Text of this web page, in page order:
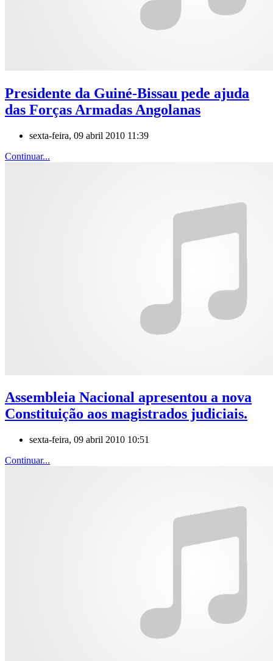
Presidente da Guiné-Bissau pede ajuda
das Forças Armadas Angolanas
sexta-feira, 09 abril 2010 11:39
Continuar...
Assembleia Nacional apresentou a nova
Constituição aos magistrados judiciais.
sexta-feira, 09 abril 2010 10:51
Continuar...